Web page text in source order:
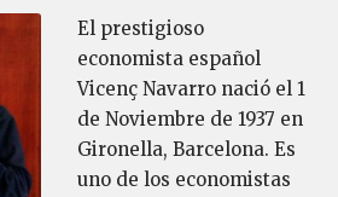
El prestigioso
economista español
Vicenç Navarro nació el 1
de Noviembre de 1937 en
Gironella, Barcelona. Es
uno de los economistas